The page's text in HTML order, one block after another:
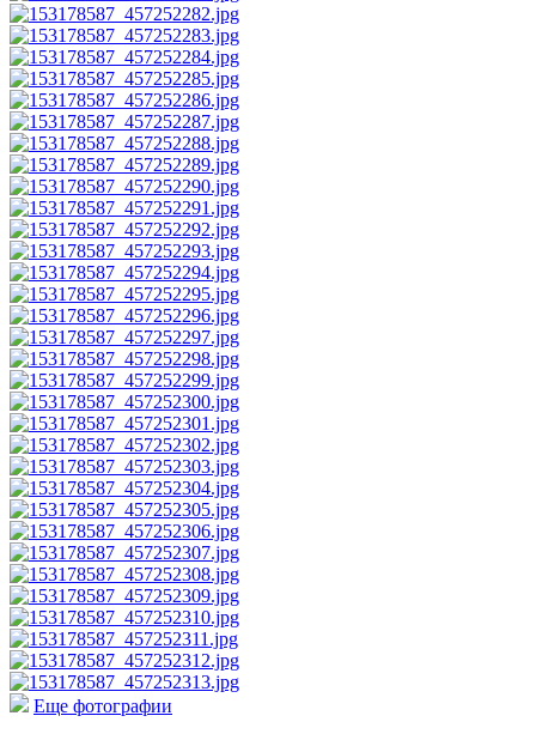
Еще фотографии